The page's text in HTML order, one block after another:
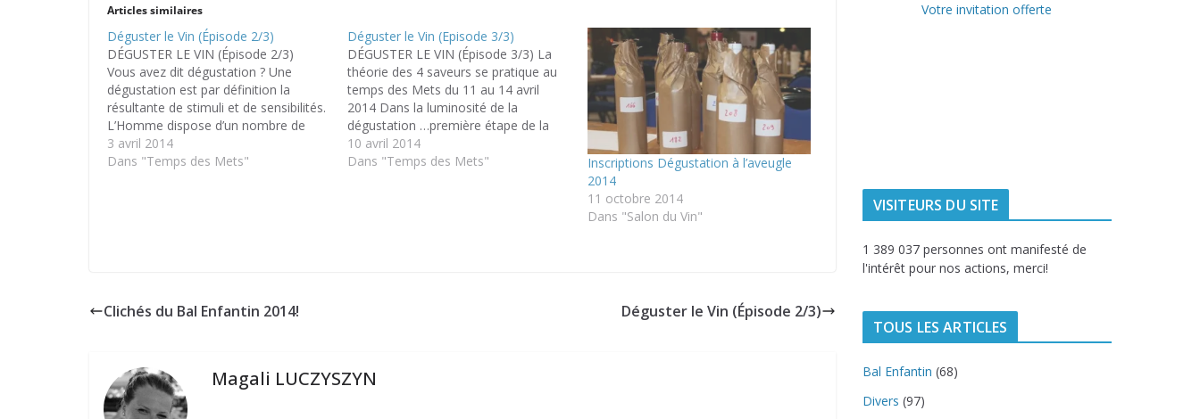
Articles similaires
Déguster le Vin (Épisode 2/3)
DÉGUSTER LE VIN (Épisode 2/3)
Vous avez dit dégustation ? Une
dégustation est par définition la
résultante de stimuli et de sensibilités.
L’Homme dispose d’un nombre de
perceptions illimité, il est alors facile
de comprendre que la dégustation
3 avril 2014
Dans "Temps des Mets"
Déguster le Vin (Episode 3/3)
DÉGUSTER LE VIN (Épisode 3/3) La
théorie des 4 saveurs se pratique au
temps des Mets du 11 au 14 avril
2014 Dans la luminosité de la
dégustation …première étape de la
théorie des 4 saveurs En tenant le
verre par le pied, apprivoisez les
10 avril 2014
Dans "Temps des Mets"
Inscriptions Dégustation à l’aveugle
2014
11 octobre 2014
Dans "Salon du Vin"
Clichés du Bal Enfantin 2014! Déguster le Vin (Épisode 2/3)
Magali LUCZYSZYN
Votre invitation offerte
VISITEURS DU SITE
1 389 037 personnes ont manifesté de
l'intérêt pour nos actions, merci!
TOUS LES ARTICLES
Bal Enfantin (68)
Divers (97)